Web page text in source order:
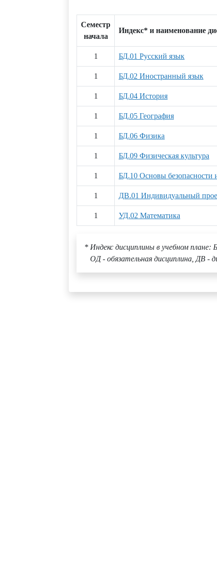
Семестр
начала
Индекс* и наименование
1 БД.01 Русский язык
1 БД.02 Иностранный язык
1 БД.04 История
1 БД.05 География
1 БД.06 Физика
1 БД.09 Физическая культура
1 БД.10 Основы
1 ДВ.01 Индивидуальный
1 УД.02 Математика
* Индекс дисциплины в учебном плане:
ОД - обязательная дисциплина, ДВ -